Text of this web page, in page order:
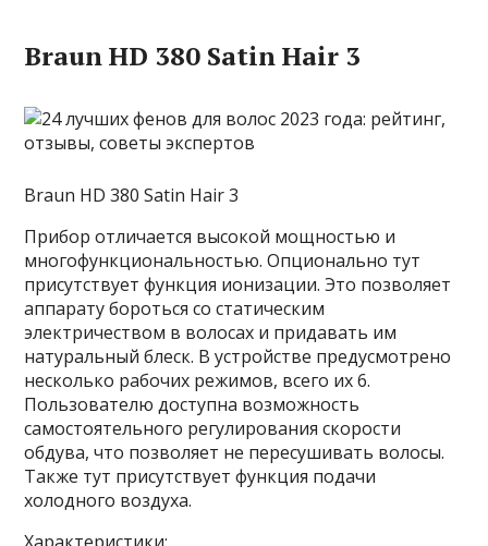
Braun HD 380 Satin Hair 3
Braun HD 380 Satin Hair 3
Прибор отличается высокой мощностью и
многофункциональностью. Опционально тут
присутствует функция ионизации. Это позволяет
аппарату бороться со статическим
электричеством в волосах и придавать им
натуральный блеск. В устройстве предусмотрено
несколько рабочих режимов, всего их 6.
Пользователю доступна возможность
самостоятельного регулирования скорости
обдува, что позволяет не пересушивать волосы.
Также тут присутствует функция подачи
холодного воздуха.